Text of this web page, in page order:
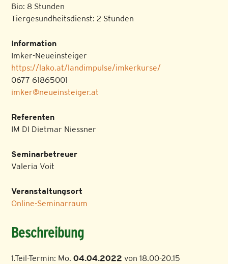
Bio: 8 Stunden
Tiergesundheitsdienst: 2 Stunden
Information
Imker-Neueinsteiger
https://lako.at/landimpulse/imkerkurse/
0677 61865001
imker@neueinsteiger.at
Referenten
IM DI Dietmar Niessner
Seminarbetreuer
Valeria Voit
Veranstaltungsort
Online-Seminarraum
Beschreibung
1.Teil-Termin: Mo.04.04.2022 von 18.00-20.15